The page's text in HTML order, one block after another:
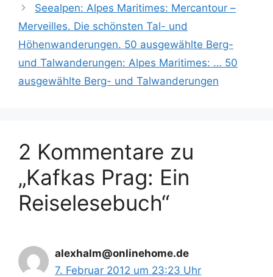
Seealpen: Alpes Maritimes: Mercantour –
Merveilles. Die schönsten Tal- und
Höhenwanderungen. 50 ausgewählte Berg-
und Talwanderungen: Alpes Maritimes: … 50
ausgewählte Berg- und Talwanderungen
2 Kommentare zu
„Kafkas Prag: Ein
Reiselesebuch“
alexhalm@onlinehome.de
7. Februar 2012 um 23:23 Uhr